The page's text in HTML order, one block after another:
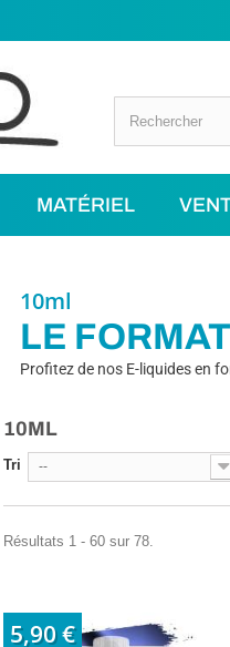
MATÉRIEL
50ML
10ml
LE
Profitez de nos E-liquides en
10ML
Tri --
Résultats 1 - 60 sur 78.
5,90 €